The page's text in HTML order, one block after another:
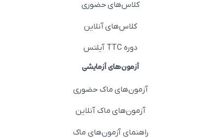
کلاس‌های حضوری
کلاس‌های آنلاین
دوره TTC آیلتس
آزمون‌های آزمایشی
آزمون‌های ماک حضوری
آزمون‌های ماک آنلاین
راهنمای آزمون‌های ماک